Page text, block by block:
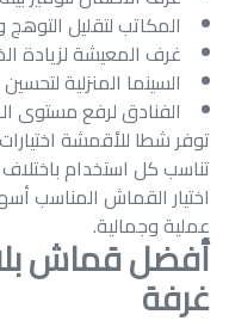
المكاتب لتقليل
غرف المعيشة لزيادة
السينما المنزلية
الفنادق لرفع مستوى
توفر شطا للأقمشة
تناسب كل استخدام
اختيار القماش المناسب
عملية وجمالية.
أفضل قماش
غرفة